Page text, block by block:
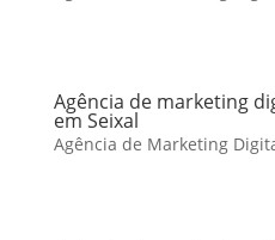
Agência de marketing
em Seixal
Agência de Marketing